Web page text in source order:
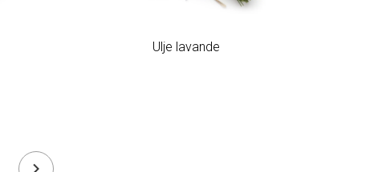
Ulje lavande